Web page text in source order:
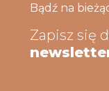
Bądź na
Zapisz się